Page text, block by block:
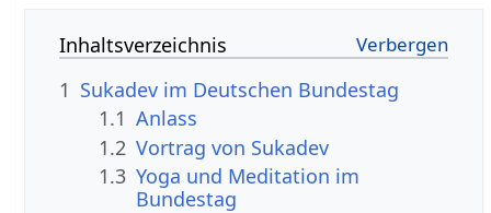
Inhaltsverzeichnis
1 Sukadev im Deutschen Bundestag
1.1 Anlass
1.2 Vortrag von Sukadev
1.3 Yoga und Meditation im
Bundestag